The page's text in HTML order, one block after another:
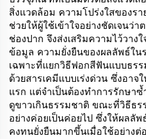
สิ่งแวดล้อม ความโปร่งใสของร
ช่วยให้ผู้ใช้เข้าใจอย่างชัดเจนว่า
ช่องปาก จึงส่งเสริมความไว้วาง
ข้อมูล ความยั่งยืนของผลลัพธ์ใน
เฉพาะที่แยกวิธีฟอกสีฟันแบบธร
ด้วยสารเคมีแบบเร่งด่วน ซึ่งอาจ
แรก แต่จำเป็นต้องทำการรักษา
ดูขาวเกินธรรมชาติ ขณะที่วิธีธร
อย่างค่อยเป็นค่อยไป ซึ่งให้ผลลั
คงทนยั่งยืนมากขึ้นเมื่อใช้อย่างต่